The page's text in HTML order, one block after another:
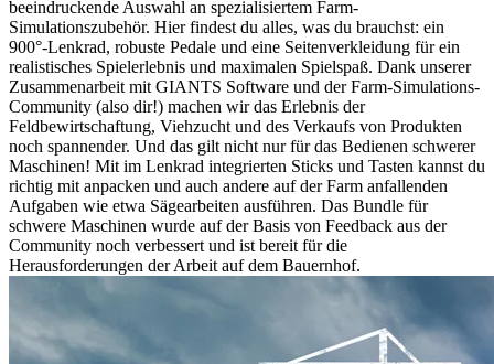
beeindruckende Auswahl an spezialisiertem Farm-
Simulationszubehör. Hier findest du alles, was du brauchst: ein
900°-Lenkrad, robuste Pedale und eine Seitenverkleidung für ein
realistisches Spielerlebnis und maximalen Spielspaß. Dank unserer
Zusammenarbeit mit GIANTS Software und der Farm-Simulations-
Community (also dir!) machen wir das Erlebnis der
Feldbewirtschaftung, Viehzucht und des Verkaufs von Produkten
noch spannender. Und das gilt nicht nur für das Bedienen schwerer
Maschinen! Mit im Lenkrad integrierten Sticks und Tasten kannst du
richtig mit anpacken und auch andere auf der Farm anfallenden
Aufgaben wie etwa Sägearbeiten ausführen. Das Bundle für
schwere Maschinen wurde auf der Basis von Feedback aus der
Community noch verbessert und ist bereit für die
Herausforderungen der Arbeit auf dem Bauernhof.